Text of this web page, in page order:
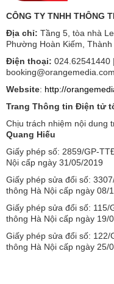
CÔNG TY TNHH THÔNG
Địa chỉ: Tầng 5, tòa nhà
Phường Hoàn Kiếm,
Điện thoại: 024.62541440 |
Website: http://
Trang Thông tin Điện tử
Chịu trách nhiệm nội dung
Quang Hiếu
Giấy phép số: 2859/GP-
Nội cấp ngày 31/05/2019
Giấy phép sửa đổi số:
thông Hà Nội cấp ngày 08/
Giấy phép sửa đổi số:
thông Hà Nội cấp ngày 19/
Giấy phép sửa đổi số:
thông Hà Nội cấp ngày 25/